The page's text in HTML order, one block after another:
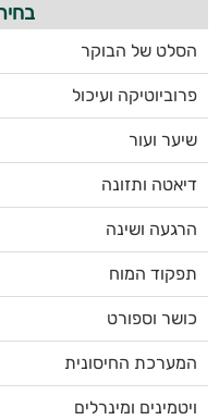
הסלט של הבוקר
פרוביוטיקה ועיכול
שיער ועור
דיאטה ותזונה
הרגעה ושינה
תפקוד המוח
כושר וספורט
המערכת החיסונית
ויטמינים ומינרלים